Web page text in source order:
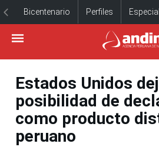
Bicentenario Perfiles
Estados Unidos
posibilidad de
como producto
peruano